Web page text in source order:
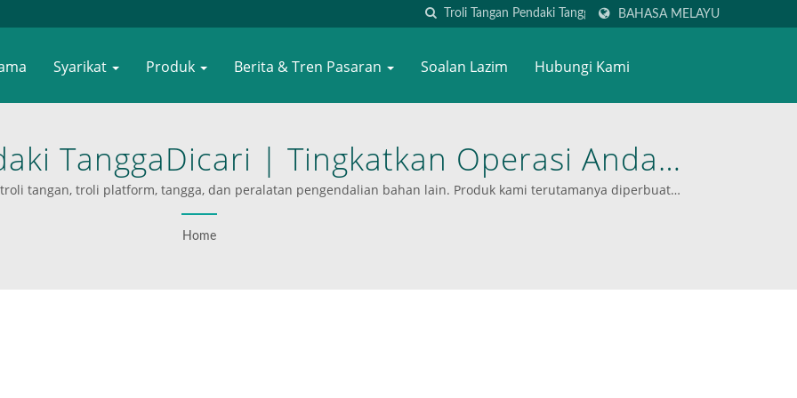
BAHASA MELAYU
Syarikat Produk Berita & Tren Pasaran Soalan Lazim Hubungi Kami
TanggaDicari | Tingkatkan Operasi Anda
Dan Kenderaan Platform Profesional
WOODEVER
troli tangan, troli platform, tangga, dan peralatan pengendalian bahan lain. Produk kami terutamanya diperbuat
dan mempunyai kapasiti muatan yang berkisar antara 50 kg hingga 400 kg. Selama 20 tahun yang lalu, kami
penyelesaian sehenti untuk 353 jenama terkenal dari pelbagai industri.
Home